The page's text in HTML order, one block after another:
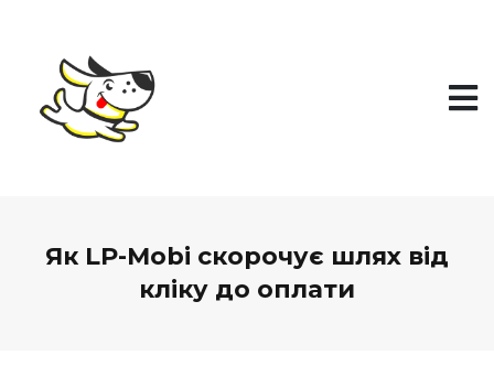
Як LP-Mobi скорочує шлях від
кліку до оплати